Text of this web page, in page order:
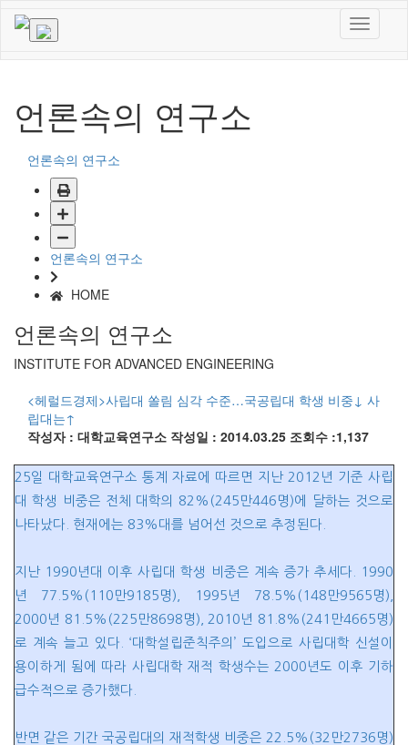
언론속의 연구소
언론속의 연구소
언론속의 연구소
HOME
언론속의 연구소
INSTITUTE FOR ADVANCED ENGINEERING
<헤럴드경제>사립대 쏠림 심각 수준…국공립대 학생 비중↓ 사
립대는↑
작성자 : 대학교육연구소 작성일 : 2014.03.25 조회수 :1,137
25일 대학교육연구소 통계 자료에 따르면 지난 2012년 기준 사립
대 학생 비중은 전체 대학의 82%(245만446명)에 달하는 것으로
나타났다. 현재에는 83%대를 넘어선 것으로 추정된다.
지난 1990년대 이후 사립대 학생 비중은 계속 증가 추세다. 1990
년 77.5%(110만9185명), 1995년 78.5%(148만9565명),
2000년 81.5%(225만8698명), 2010년 81.8%(241만4665명)
로 계속 늘고 있다. ‘대학설립준칙주의’ 도입으로 사립대학 신설이
용이하게 됨에 따라 사립대학 재적 학생수는 2000년도 이후 기하
급수적으로 증가했다.
반면 같은 기간 국공립대의 재적학생 비중은 22.5%(32만2736명)